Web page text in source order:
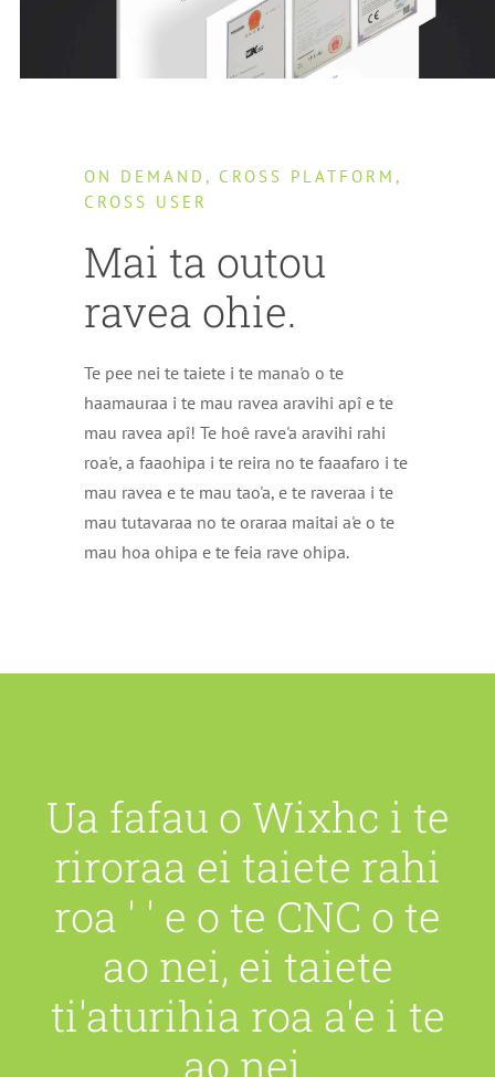
ON DEMAND, CROSS PLATFORM,
CROSS USER
Mai ta outou
ravea ohie.
Te pee nei te taiete i te mana'o o te
haamauraa i te mau ravea aravihi apî e te
mau ravea apî! Te hoê rave'a aravihi rahi
roa'e, a faaohipa i te reira no te faaafaro i te
mau ravea e te mau tao'a, e te raveraa i te
mau tutavaraa no te oraraa maitai a'e o te
mau hoa ohipa e te feia rave ohipa.
Ua fafau o Wixhc i te
riroraa ei taiete rahi
roa ' ' e o te CNC o te
ao nei, ei taiete
ti'aturihia roa a'e i te
ao nei.